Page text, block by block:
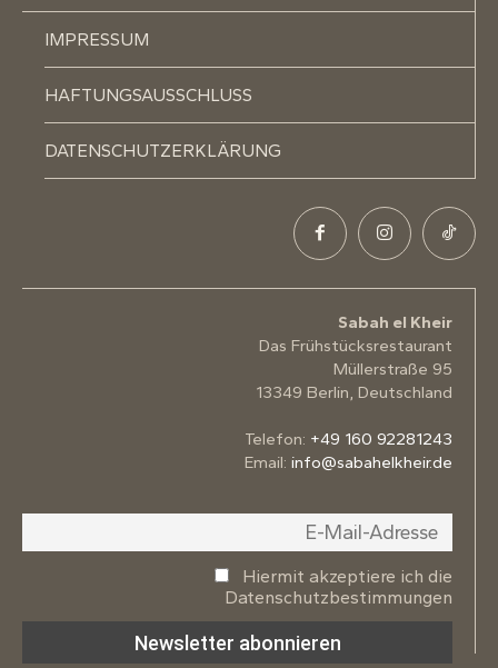
IMPRESSUM
HAFTUNGSAUSSCHLUSS
DATENSCHUTZERKLÄRUNG
Sabah el Kheir
Das Frühstücksrestaurant
Müllerstraße 95
13349 Berlin, Deutschland
Telefon: +49 160 92281243
Email: info@sabahelkheir.de
Hiermit akzeptiere ich die
Datenschutzbestimmungen